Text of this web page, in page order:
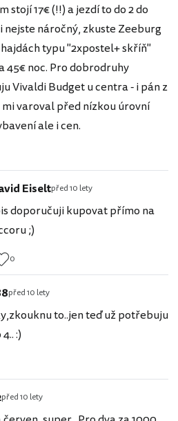
stojí 17€ (!!) a jezdí to do 2 do
nejste náročný, zkuste Zeeburg
typu "2xpostel+ skříň"
45€ noc. Pro dobrodruhy
Vivaldi Budget u centra - i pán z
varoval před nízkou úrovní
ale i cen.
Eiseltpřed 10 lety
doporučuji kupovat přímo na
;)
0
před 10 lety
to..jen teď už potřebuju
:)
před 10 lety